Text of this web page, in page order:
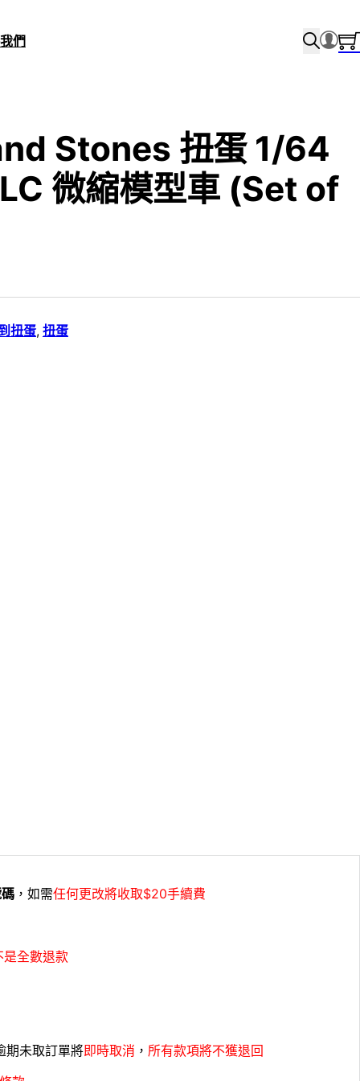
們
Stones 扭蛋 1/64
微縮模型車 (Set of
扭蛋, 扭蛋
，如需任何更改將收取$20手續費
是全數退款
期未取訂單將即時取消 ， 所有款項將不獲退回